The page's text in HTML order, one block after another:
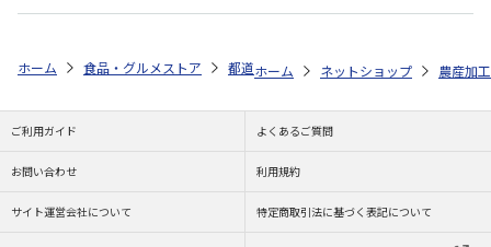
ホーム 食品・グルメストア 都道府県から探す 東京都 山本山
ホーム ネットショップ 農産加
ご利用ガイド よくあるご質問
お問い合わせ 利用規約
サイト運営会社について 特定商取引法に基づく表記について